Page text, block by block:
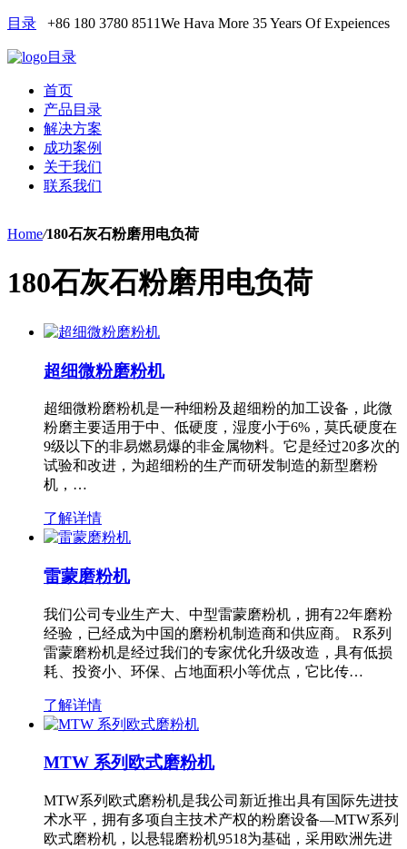
目录 +86 180 3780 8511We Hava More 35 Years Of Expeiences
目录
首页
产品目录
解决方案
成功案例
关于我们
联系我们
Home/180石灰石粉磨用电负荷
180石灰石粉磨用电负荷
超细微粉磨粉机
超细微粉磨粉机是一种细粉及超细粉的加工设备，此微
粉磨主要适用于中、低硬度，湿度小于6%，莫氏硬度在
9级以下的非易燃易爆的非金属物料。它是经过20多次的
试验和改进，为超细粉的生产而研发制造的新型磨粉
机，…
了解详情
雷蒙磨粉机
我们公司专业生产大、中型雷蒙磨粉机，拥有22年磨粉
经验，已经成为中国的磨粉机制造商和供应商。 R系列
雷蒙磨粉机是经过我们的专家优化升级改造，具有低损
耗、投资小、环保、占地面积小等优点，它比传…
了解详情
MTW 系列欧式磨粉机
MTW系列欧式磨粉机是我公司新近推出具有国际先进技
术水平，拥有多项自主技术产权的粉磨设备—MTW系列
欧式磨粉机，以悬辊磨粉机9518为基础，采用欧洲先进